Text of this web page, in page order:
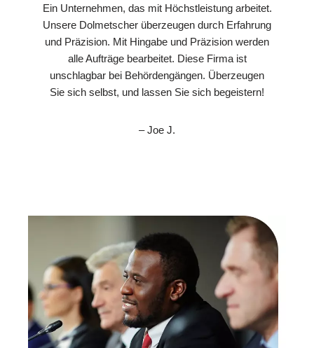
Ein Unternehmen, das mit Höchstleistung arbeitet.
Unsere Dolmetscher überzeugen durch Erfahrung
und Präzision. Mit Hingabe und Präzision werden
alle Aufträge bearbeitet. Diese Firma ist
unschlagbar bei Behördengängen. Überzeugen
Sie sich selbst, und lassen Sie sich begeistern!
– Joe J.